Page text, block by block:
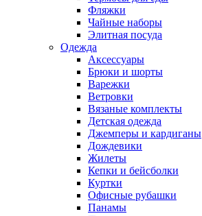
Фляжки
Чайные наборы
Элитная посуда
Одежда
Аксессуары
Брюки и шорты
Варежки
Ветровки
Вязаные комплекты
Детская одежда
Джемперы и кардиганы
Дождевики
Жилеты
Кепки и бейсболки
Куртки
Офисные рубашки
Панамы